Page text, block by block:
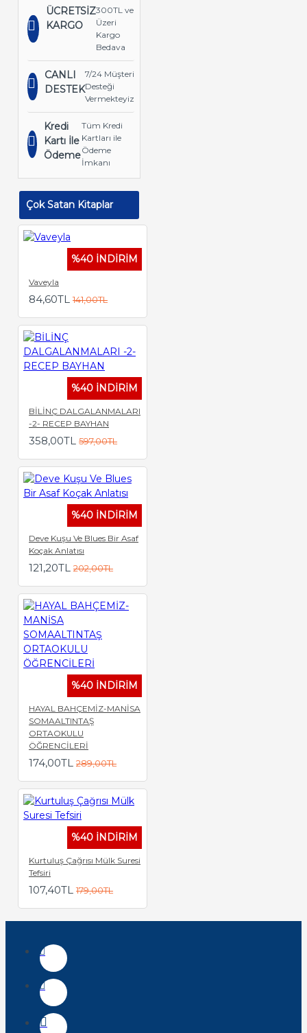
ÜCRETSİZ
KARGO
300TL ve
Üzeri
Kargo
Bedava
CANLI
DESTEK
7/24 Müşteri
Desteği
Vermekteyiz
Kredi
Kartı İle
Ödeme
Tüm Kredi
Kartları ile
Ödeme
İmkanı
Çok Satan Kitaplar
%40 İNDİRİM
Vaveyla
84,60TL 141,00TL
%40 İNDİRİM
BİLİNÇ DALGALANMALARI
-2- RECEP BAYHAN
358,00TL 597,00TL
%40 İNDİRİM
Deve Kuşu Ve Blues Bir Asaf
Koçak Anlatısı
121,20TL 202,00TL
%40 İNDİRİM
HAYAL BAHÇEMİZ-MANİSA
SOMAALTINTAŞ
ORTAOKULU
ÖĞRENCİLERİ
174,00TL 289,00TL
%40 İNDİRİM
Kurtuluş Çağrısı Mülk Suresi
Tefsiri
107,40TL 179,00TL